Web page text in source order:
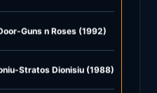
Guns n Roses (1992)
Stratos Dionisiu (1988)